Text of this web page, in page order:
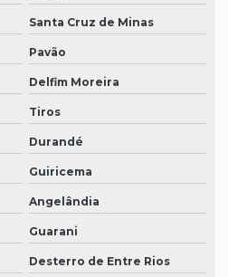
Santa Cruz de Minas
Pavão
Delfim Moreira
Tiros
Durandé
Guiricema
Angelândia
Guarani
Desterro de Entre Rios